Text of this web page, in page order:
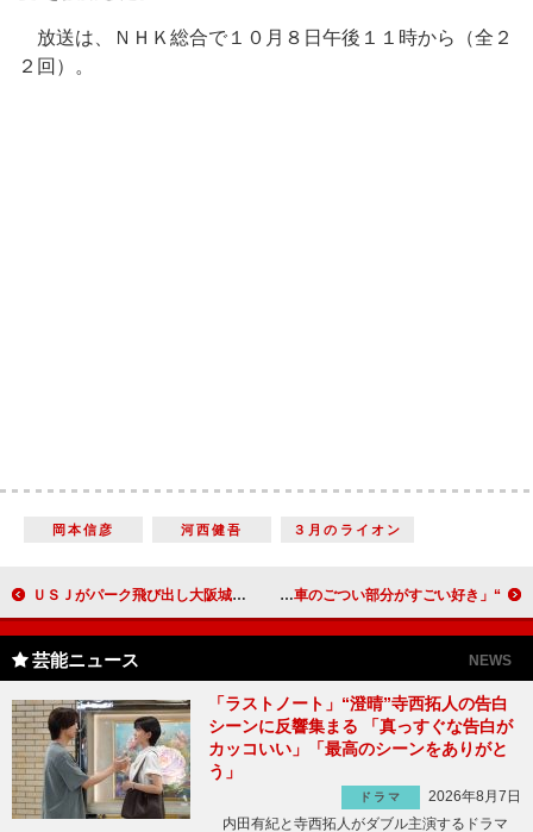
放送は、ＮＨＫ総合で１０月８日午後１１時から（全２
２回）。
岡本信彦 河西健吾 ３月のライオン
ＵＳＪがパーク飛び出し大阪城で期間限定イベント 真田幸村テーマのライブショーも “レーサー女子”のマギーがライセンスを取得 「車のごつい部分がすごい好き」
芸能ニュース NEWS
「ラストノート」“澄晴”寺西拓人の告白
シーンに反響集まる 「真っすぐな告白が
カッコいい」「最高のシーンをありがと
う」
ドラマ
2026年8月7日
内田有紀と寺西拓人がダブル主演するドラマ